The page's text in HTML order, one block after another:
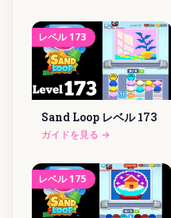
レベル173
Sand Loop レベル 173
ガイドを見る →
レベル175